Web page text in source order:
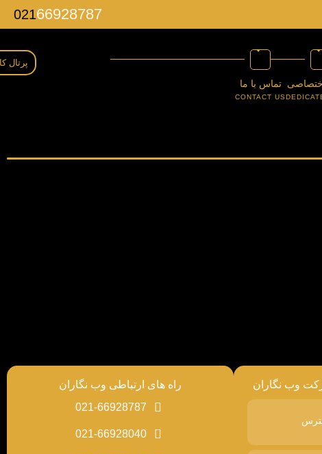
02166928787
تماس با ما
CONTACT US
پرتال
وب نگاران
راه های ارتباطی وب نگاران
021-66928787
021-66928040